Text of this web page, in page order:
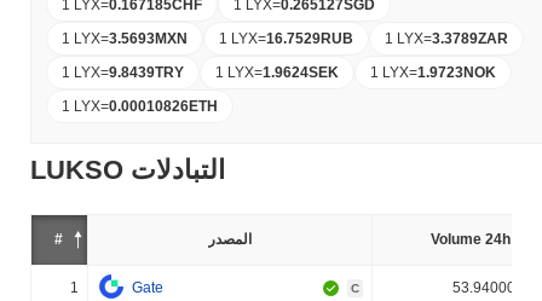
1 LYX=0.167185CHF 1 LYX=0.265127SGD
1 LYX=3.5693MXN 1 LYX=16.7529RUB 1 LYX=3.3789ZAR
1 LYX=9.8439TRY 1 LYX=1.9624SEK 1 LYX=1.9723NOK
1 LYX=0.00010826ETH
LUKSO التبادلات
# المصدر Volume 24h (%)
1 Gate C 53.940000%